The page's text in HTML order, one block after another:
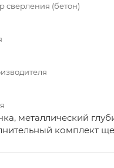
сверления (бетон)
металлический
комплект